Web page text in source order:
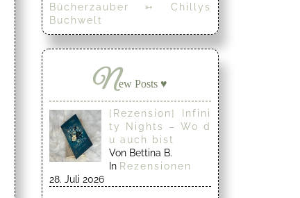
Bücherzauber
➳ Chillys
Buchwelt
New Posts ♥
[Rezension] Infini
ty Nights – Wo d
u auch bist
Von Bettina B.
In Rezensionen
28. Juli 2026